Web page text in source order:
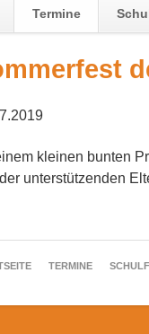
Termine
kleinen bunten
unterstützenden
TERMINE